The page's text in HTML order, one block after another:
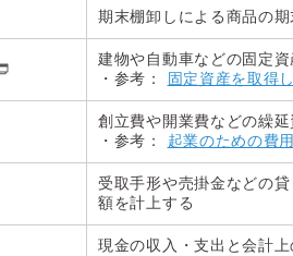
期末棚卸しによる商品の
建物や自動車などの固定
・参考：
固定資産を取得
創立費や開業費などの繰
・参考： 起業のための費
受取手形や売掛金などの
額を計上する
現金の収入・支出と会計